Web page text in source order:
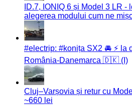
ID.7, IONIQ 6 și Model 3 LR
alegerea modului cum ne
#electrip: #konița SX2 🚘 ⚡️ la
România-Danemarca 🇩🇰 (I)
Cluj–Varșovia și retur cu
~660 lei